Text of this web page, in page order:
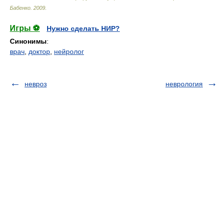
Бабенко 2009
Игры ⚽
Нужно сделать НИР?
Синонимы:
врач доктор нейролог
невроз неврология